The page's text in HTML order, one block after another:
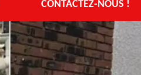
CONTACTEZ-NOUS !